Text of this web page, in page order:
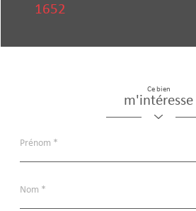
1652
Ce bien
m'intéresse
*
*